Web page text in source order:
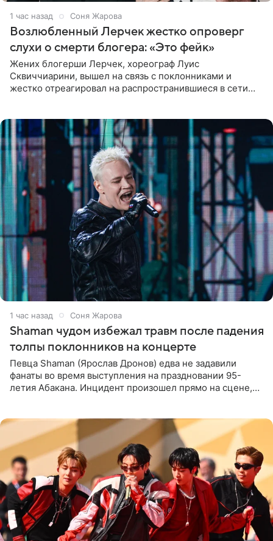
1 час назад Соня Жарова
Возлюбленный Лерчек жестко опроверг
слухи о смерти блогера: «Это фейк»
Жених блогерши Лерчек, хореограф Луис
Сквиччиарини, вышел на связь с поклонниками и
жестко отреагировал на распространившиеся в сети
1 час назад Соня Жарова
Shaman чудом избежал травм после падения
толпы поклонников на концерте
Певца Shaman (Ярослав Дронов) едва не задавили
фанаты во время выступления на праздновании 95-
летия Абакана. Инцидент произошел прямо на сцене,